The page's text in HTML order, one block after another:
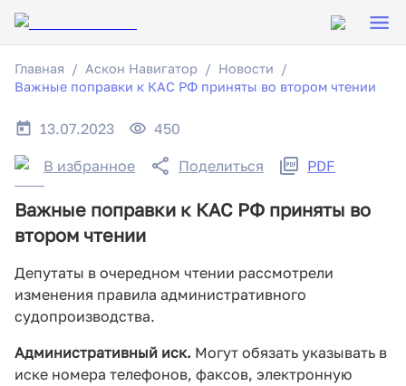
Главная Аскон Навигатор
Новости
Важные поправки к КАС РФ приняты во втором чтении
13.07.2023 450
В избранное Поделиться PDF
Важные поправки к КАС РФ приняты во
втором чтении
Депутаты в очередном чтении рассмотрели
изменения правила административного
судопроизводства.
Административный иск. Могут обязать указывать в
иске номера телефонов, факсов, электронную